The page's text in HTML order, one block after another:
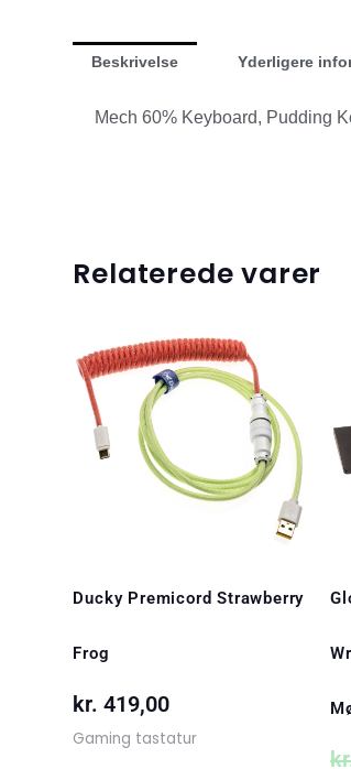
Beskrivelse Yderligere
Mech 60% Keyboard, Pudding
Relaterede varer
Ducky Premicord Strawberry
Frog
kr. 419,00
Gaming tastatur